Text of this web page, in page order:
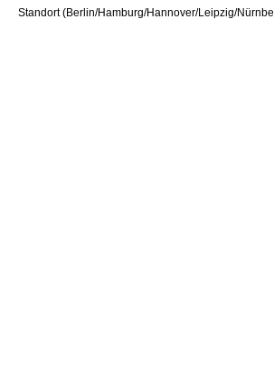
Standort (Berlin/Hamburg/Hannover/Leipzig/